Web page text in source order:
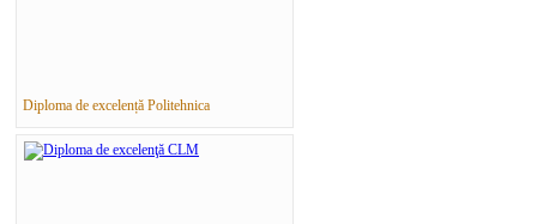
Diploma de excelență Politehnica